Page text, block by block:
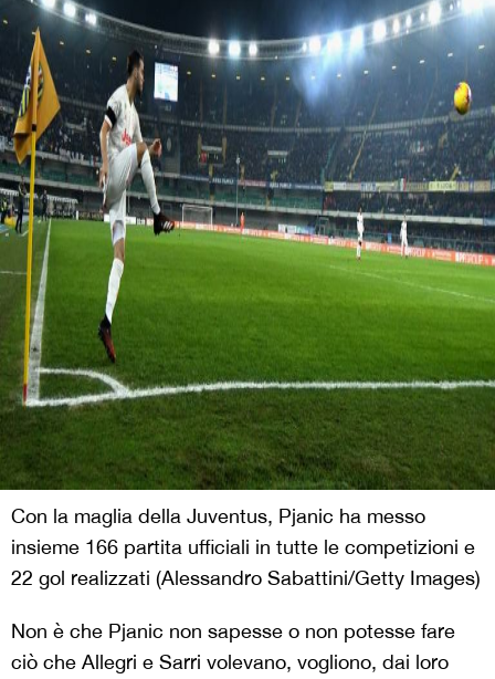
Con la maglia della Juventus, Pjanic ha messo
insieme 166 partita ufficiali in tutte le competizioni e
22 gol realizzati (Alessandro Sabattini/Getty Images)
Non è che Pjanic non sapesse o non potesse fare
ciò che Allegri e Sarri volevano, vogliono, dai loro